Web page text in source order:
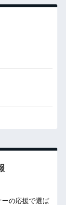
ーの応援で選ば